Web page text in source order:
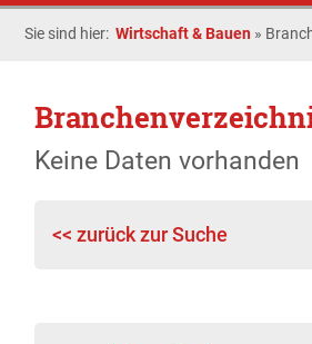
Sie sind hier:Wirtschaft & Bauen »
Keine Daten vorhanden
<< zurück zur Suche